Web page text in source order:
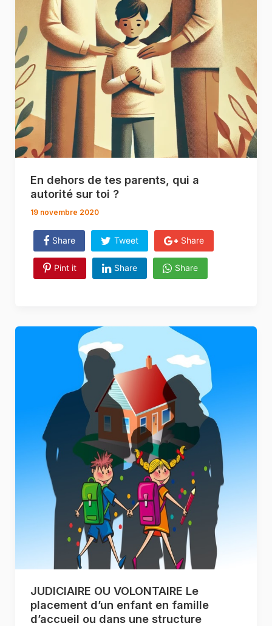
En dehors de tes parents, qui a
autorité sur toi ?
19 novembre 2020
Share Tweet Share
Pint it Share Share
JUDICIAIRE OU VOLONTAIRE Le
placement d’un enfant en famille
d’accueil ou dans une structure